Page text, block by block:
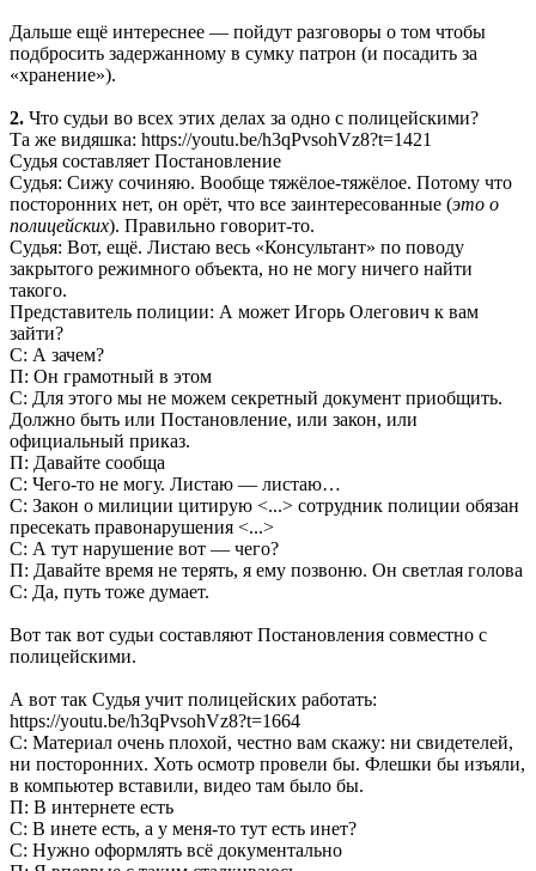
Дальше ещё интереснее — пойдут разговоры о том чтобы
подбросить задержанному в сумку патрон (и посадить за
«хранение»).
2. Что судьи во всех этих делах за одно с полицейскими?
Та же видяшка: https://youtu.be/h3qPvsohVz8?t=1421
Судья составляет Постановление
Судья: Сижу сочиняю. Вообще тяжёлое-тяжёлое. Потому что
посторонних нет, он орёт, что все заинтересованные (это о
полицейских). Правильно говорит-то.
Судья: Вот, ещё. Листаю весь «Консультант» по поводу
закрытого режимного объекта, но не могу ничего найти
такого.
Представитель полиции: А может Игорь Олегович к вам
зайти?
С: А зачем?
П: Он грамотный в этом
С: Для этого мы не можем секретный документ приобщить.
Должно быть или Постановление, или закон, или
официальный приказ.
П: Давайте сообща
С: Чего-то не могу. Листаю — листаю…
С: Закон о милиции цитирую <...> сотрудник полиции обязан
пресекать правонарушения <...>
С: А тут нарушение вот — чего?
П: Давайте время не терять, я ему позвоню. Он светлая голова
С: Да, путь тоже думает.
Вот так вот судьи составляют Постановления совместно с
полицейскими.
А вот так Судья учит полицейских работать:
https://youtu.be/h3qPvsohVz8?t=1664
С: Материал очень плохой, честно вам скажу: ни свидетелей,
ни посторонних. Хоть осмотр провели бы. Флешки бы изъяли,
в компьютер вставили, видео там было бы.
П: В интернете есть
С: В инете есть, а у меня-то тут есть инет?
С: Нужно оформлять всё документально